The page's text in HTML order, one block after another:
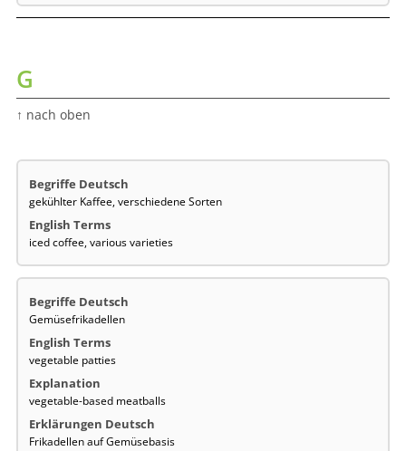
G
↑ nach oben
gekühlter Kaffee, verschiedene Sorten
iced coffee, various varieties
Gemüsefrikadellen
vegetable patties
vegetable-based meatballs
Frikadellen auf Gemüsebasis